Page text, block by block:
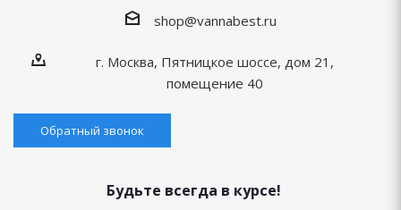
shop@vannabest.ru
г. Москва, Пятницкое шоссе, дом 21,
помещение 40
Обратный звонок
Будьте всегда в курсе!